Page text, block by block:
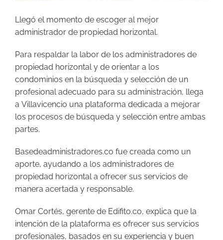
Llegó el momento de escoger al mejor
administrador de propiedad horizontal.
Para respaldar la labor de los administradores de
propiedad horizontal y de orientar a los
condominios en la búsqueda y selección de un
profesional adecuado para su administración, llega
a Villavicencio una plataforma dedicada a mejorar
los procesos de búsqueda y selección entre ambas
partes.
Basedeadministradores.co fue creada como un
aporte, ayudando a los administradores de
propiedad horizontal a ofrecer sus servicios de
manera acertada y responsable.
Omar Cortés, gerente de Edifito.co, explica que la
intención de la plataforma es ofrecer sus servicios
profesionales, basados en su experiencia y buen